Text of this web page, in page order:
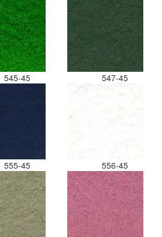
545-45 547-45
555-45 556-45